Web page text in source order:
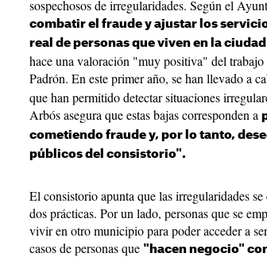
sospechosos de irregularidades. Según el
combatir el fraude y ajustar los
real de personas que viven en la
hace una valoración "muy positiva" del
Padrón. En este primer año, se han llevado a
que han permitido detectar situaciones
Arbós asegura que estas bajas corresponden a
cometiendo fraude y, por lo tanto,
públicos del consistorio".
El consistorio apunta que las irregularidades
dos prácticas. Por un lado, personas que se
vivir en otro municipio para poder acceder a
casos de personas que "hacen negocio"